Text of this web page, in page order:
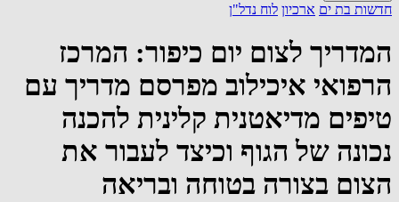
חדשות בת ים ארכיון לוח נדל"ן
המדריך לצום יום כיפור: המרכז
הרפואי איכילוב מפרסם מדריך עם
טיפים מדיאטנית קלינית להכנה
נכונה של הגוף וכיצד לעבור את
הצום בצורה בטוחה ובריאה